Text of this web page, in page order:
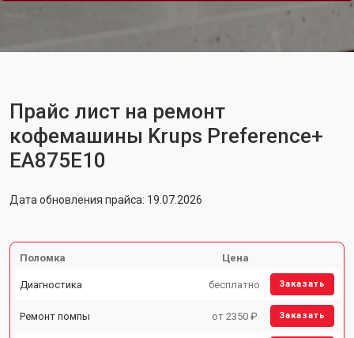
Прайс лист на ремонт
кофемашины Krups Preference+
EA875E10
Дата обновления прайса: 19.07.2026
Поломка Цена
Диагностика бесплатно Заказать
Ремонт помпы от 2350 ₽ Заказать